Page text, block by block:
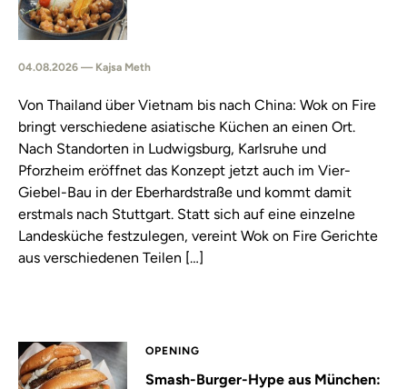
04.08.2026 — Kajsa Meth
Von Thailand über Vietnam bis nach China: Wok on Fire
bringt verschiedene asiatische Küchen an einen Ort.
Nach Standorten in Ludwigsburg, Karlsruhe und
Pforzheim eröffnet das Konzept jetzt auch im Vier-
Giebel-Bau in der Eberhardstraße und kommt damit
erstmals nach Stuttgart. Statt sich auf eine einzelne
Landesküche festzulegen, vereint Wok on Fire Gerichte
aus verschiedenen Teilen […]
OPENING
Smash-Burger-Hype aus München: